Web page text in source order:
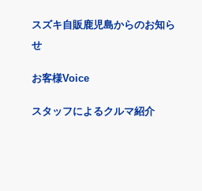
スズキ自販鹿児島からのお知ら
せ
お客様Voice
スタッフによるクルマ紹介